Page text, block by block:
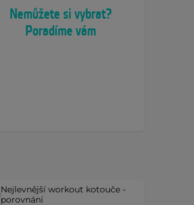
Nemůžete si vybrat?
Poradíme vám
Nejlevnější workout kotouče -
porovnání